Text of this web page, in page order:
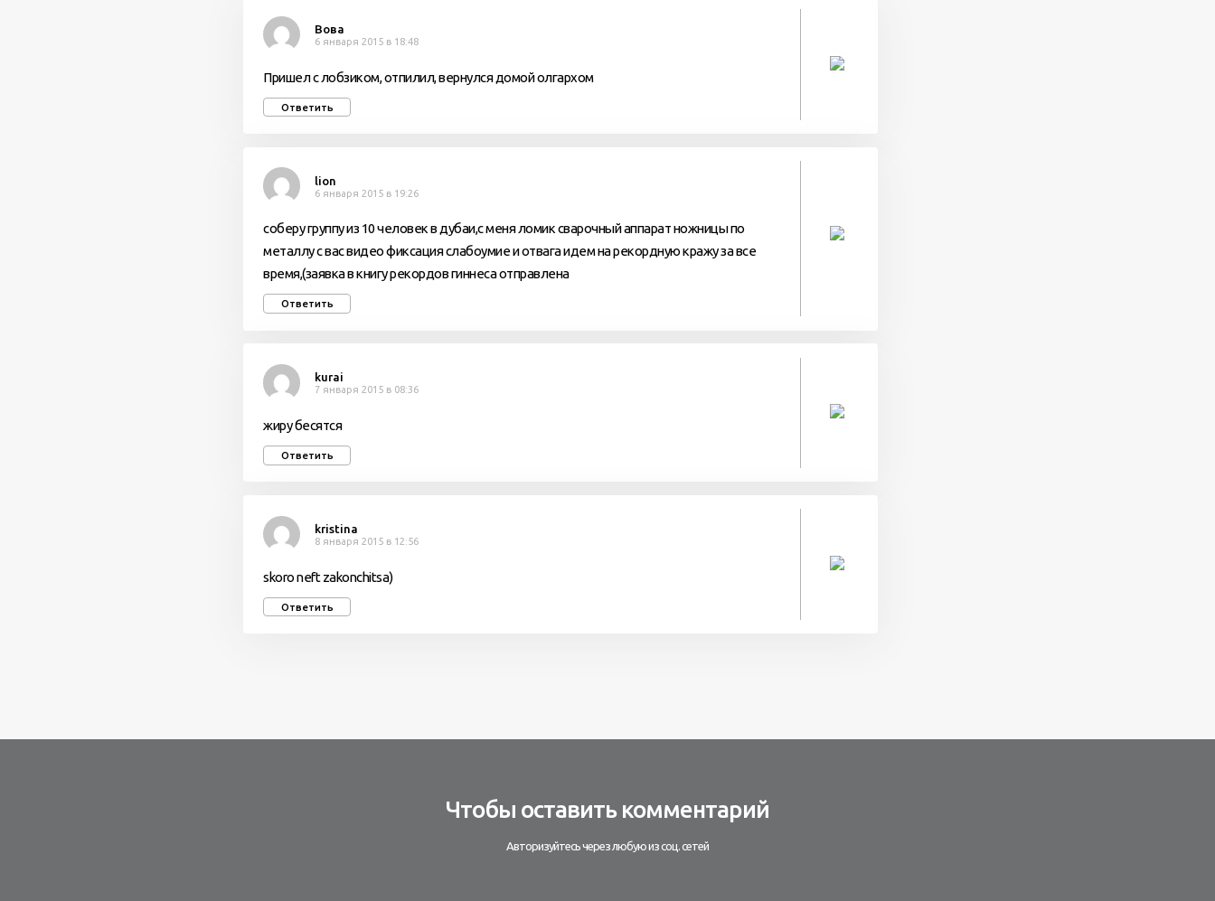
Вова
6 января 2015 в 18:48
Пришел с лобзиком, отпилил, вернулся домой олгархом
Ответить
lion
6 января 2015 в 19:26
соберу группу из 10 человек в дубаи,с меня ломик сварочный аппарат ножницы по
металлу с вас видео фиксация слабоумие и отвага идем на рекордную кражу за все
время,(заявка в книгу рекордов гиннеса отправлена
Ответить
kurai
7 января 2015 в 08:36
жиру бесятся
Ответить
kristina
8 января 2015 в 12:56
skoro neft zakonchitsa)
Ответить
Чтобы оставить комментарий
Авторизуйтесь через любую из соц. сетей